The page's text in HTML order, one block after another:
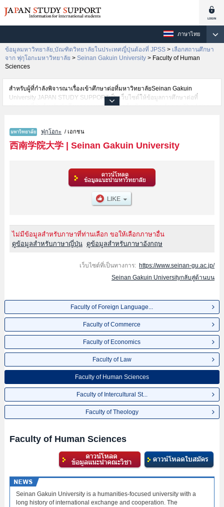
ภาษาไทย
ข้อมูลมหาวิทยาลัย,บัณฑิตวิทยาลัยในประเทศญี่ปุ่นต้องที่ JPSS > เลือกสถานศึกษา
จาก ฟุกุโอกะมหาวิทยาลัย > Seinan Gakuin University > Faculty of Human
Sciences
สำหรับผู้ที่กำลังพิจารณาเรื่องเข้าศึกษาต่อที่มหาวิทยาลัยSeinan Gakuin
University JAPAN STUDY SUPPORTเป็นเว็บไซต์ให้ข้อมูลการศึกษาต่อที่
ประเทศญี่ปุ่นสำหรับนักศึกษาต่างชาติโดยการดำเนินงานร่วมกันของ The Asian
Language StudiesหรือคณะFaculty of CommerceหรือคณะFaculty of
EconomicsหรือคณะFaculty of LawหรือคณะFaculty of Human Sciencesหรือ
คณะFaculty of Intercultural StudiesหรือคณะFaculty of Theology ไว้ เป็นต้นไว้
กรุณาใช้เว็บไซต์นี้เพื่อการค้นหาข้อมูลตามอัธยาศัย นอกจากนั้นยังมีข้อมูลของ
สถาบันการศึกษาระดับมหาวิทยาลัย,บัณฑิตวิทยาลัย,วิทยาลัยระดับ
อนุปริญญา,วิทยาลัยอาชีวศึกษากว่า 1,300 แห่งที่กำลังเปิดรับสมัครนักศึกษาต่าง
ฟุกุโอกะ / เอกชน
西南学院大学| Seinan Gakuin University
ไม่มีข้อมูลสำหรับภาษาที่ท่านเลือก ขอให้เลือกภาษาอื่น
ดูข้อมูลสำหรับภาษาญี่ปุ่น
ดูข้อมูลสำหรับภาษาอังกฤษ
เว็บไซต์ที่เป็นทางการ: https://www.seinan-gu.ac.jp/
Seinan Gakuin Universityกลับสู่ด้านบน
Faculty of Foreign Language...
Faculty of Commerce
Faculty of Economics
Faculty of Law
Faculty of Human Sciences
Faculty of Intercultural St...
Faculty of Theology
Faculty of Human Sciences
Seinan Gakuin University is a humanities-focused university with a
long history of international exchange and cooperation. The